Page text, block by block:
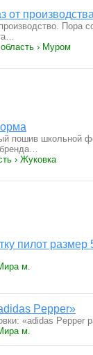
от производства
› Муром
пошив школьной
› Жуковка
пилот размер
м.
Pepper»
«adidas Pepper
м.